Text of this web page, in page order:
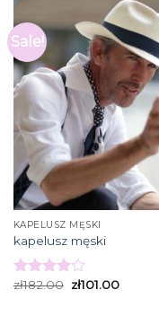
Sale!
KAPELUSZ MĘSKI
kapelusz męski
Rated
zł182.00 zł101.00